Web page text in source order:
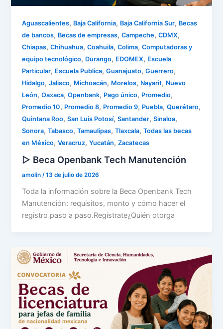
Aguascalientes, Baja California, Baja California Sur, Becas
de bancos, Becas de empresas,Campeche,CDMX,
Chiapas,Chihuahua,Coahuila,Colima,Computadoras y
equipo tecnológico, Durango, EDOMEX, Escuela
Particular, Escuela Publica,Guanajuato,Guerrero,
Hidalgo,Jalisco, Michoacán, Morelos, Nayarit, Nuevo
León,Oaxaca,Openbank, Pago único, Promedio,
Promedio 10, Promedio 8, Promedio 9, Puebla,Querétaro,
Quintana Roo,San Luis Potosí,Santander,Sinaloa,
Sonora,Tabasco,Tamaulipas,Tlaxcala,Todas las becas
en México,Veracruz,Yucatán,Zacatecas
▷ Beca Openbank Tech Manutención
amolin/13 de julio de 2026
Toda la información sobre la Beca Openbank Tech
Manutención: requisitos, monto y cómo hacer el
registro paso a paso.Regístrate¿Quién otorga